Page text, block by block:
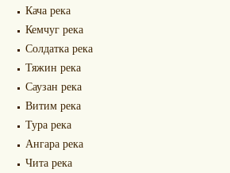
Кача река
Кемчуг река
Солдатка река
Тяжин река
Саузан река
Витим река
Тура река
Ангара река
Чита река